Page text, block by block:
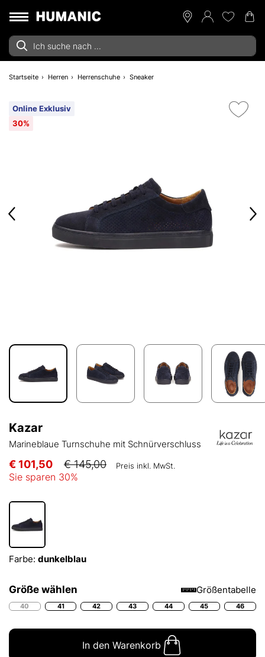
Startseite Herren Herrenschuhe Sneaker
Online Exklusiv
30%
Kazar
Marineblaue Turnschuhe mit Schnürverschluss
€ 101,50 € 145,00 Preis inkl. MwSt.
Sie sparen 30%
Farbe: dunkelblau
Größe wählen Größentabelle
40 41 42 43 44 45 46
In den Warenkorb